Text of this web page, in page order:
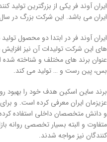
ایران آوند فر یکی از بزرگترین
ایران می باشد. این شرکت بزرگ در سال 1359 کار خود را آغاز کرد.
ایران آوند فر در ابتدا دو محصول
های این شرکت تولیدات آن نیز
عنوان برند های مختلف و شناخته شده
بس، پین رست و … تولید می کند.
برند ساین اسکین هدف خود را بهبود
عزیزمان ایران معرفی کرده است. و
و دانش متخصصان داخلی استفاده
متفاوت و البته بسیار تخصصی روانه
کنندگان نیز مواجه شدند.